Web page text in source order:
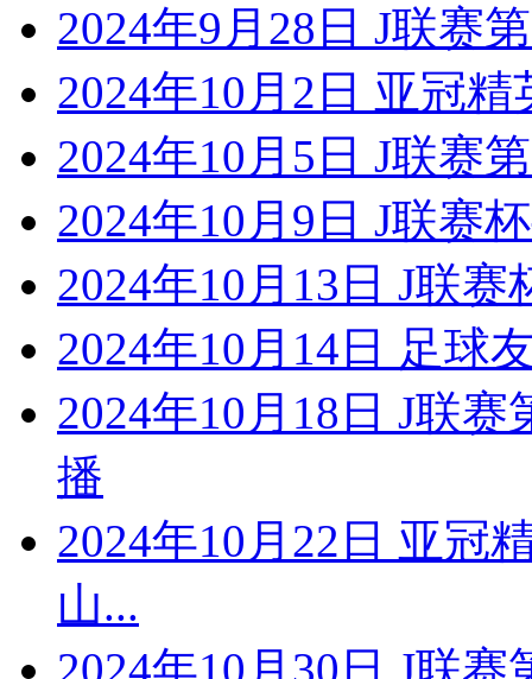
2024年9月28日 J联赛
2024年10月2日 亚冠
2024年10月5日 J联赛
2024年10月9日 J联赛
2024年10月13日 J联
2024年10月14日 足球
2024年10月18日 J联
播
2024年10月22日 亚冠
山...
2024年10月30日 J联